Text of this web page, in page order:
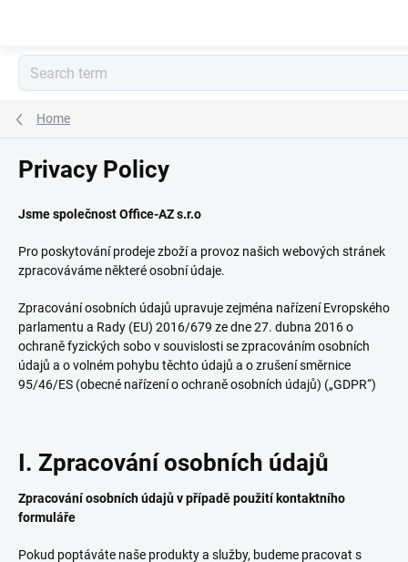
Home
Privacy Policy
Jsme společnostOffice-AZ s.r.o
Pro poskytování prodeje zboží a provoz našich webových stránek
zpracováváme některé osobní údaje.
Zpracování osobních údajů upravuje zejména nařízení Evropského
parlamentu a Rady (EU) 2016/679 ze dne 27. dubna 2016 o
ochraně fyzických sobo v souvislosti se zpracováním osobních
údajů a o volném pohybu těchto údajů a o zrušení směrnice
95/46/ES (obecné nařízení o ochraně osobních údajů) („GDPR“)
I. Zpracování osobních údajů
Zpracování osobních údajů v případě použití kontaktního
formuláře
Pokud poptáváte naše produkty a služby, budeme pracovat s